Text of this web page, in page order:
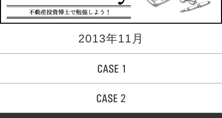
2013年11月